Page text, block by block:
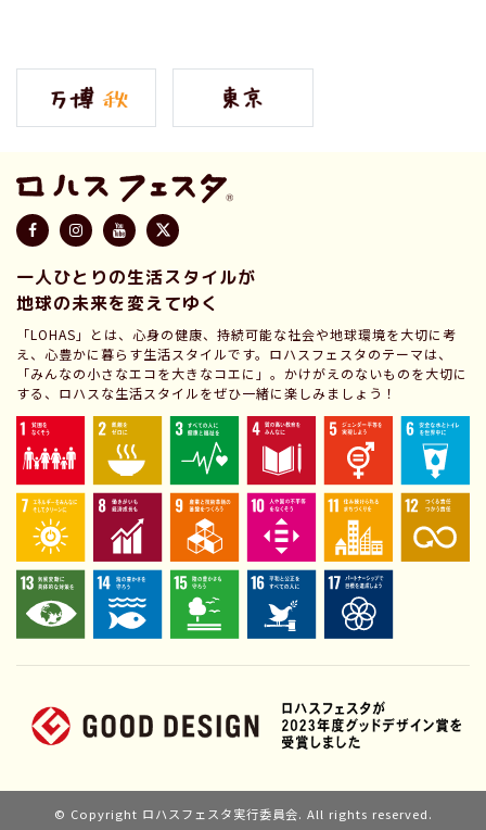
一人ひとりの生活スタイルが
地球の未来を変えてゆく
「LOHAS」とは、心身の健康、持続可能な社会や地球環境を大切に考
え、心豊かに暮らす生活スタイルです。ロハスフェスタのテーマは、
「みんなの小さなエコを大きなコエに」。かけがえのないものを大切に
する、ロハスな生活スタイルをぜひ一緒に楽しみましょう！
© Copyright ロハスフェスタ実行委員会. All rights reserved.